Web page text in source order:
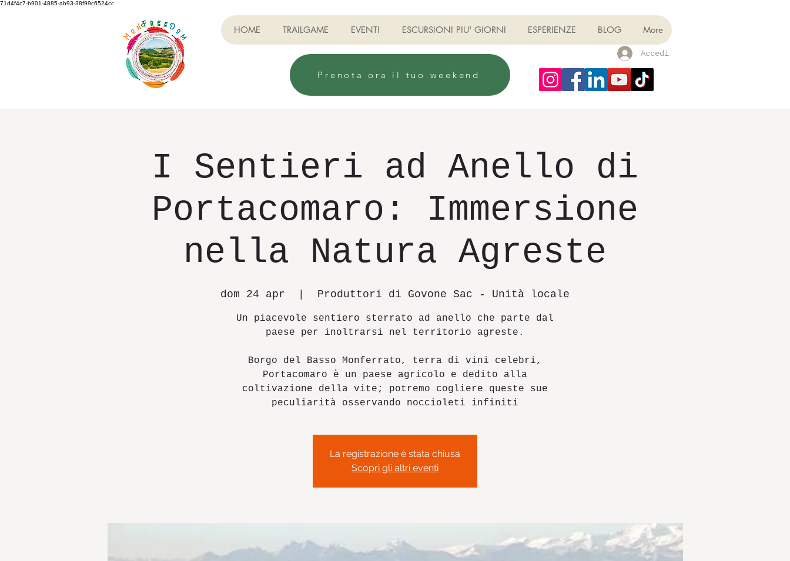
71d4f4c7-b901-4885-ab93-38f99c6524cc
HOME TRAILGAME EVENTI ESCURSIONI PIU' GIORNI ESPERIENZE BLOG More
Accedi
Prenota ora il tuo weekend
I Sentieri ad Anello di
Portacomaro: Immersione
nella Natura Agreste
dom 24 apr Produttori di Govone Sac - Unità locale
Un piacevole sentiero sterrato ad anello che parte dal
paese per inoltrarsi nel territorio agreste.
Borgo del Basso Monferrato, terra di vini celebri,
Portacomaro è un paese agricolo e dedito alla
coltivazione della vite; potremo cogliere queste sue
peculiarità osservando noccioleti infiniti
La registrazione è stata chiusa
Scopri gli altri eventi